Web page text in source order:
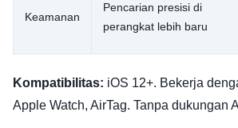
Keamanan
Pencarian presisi di
perangkat lebih baru
Kompatibilitas: iOS 12+. Bekerja
Apple Watch, AirTag. Tanpa dukungan